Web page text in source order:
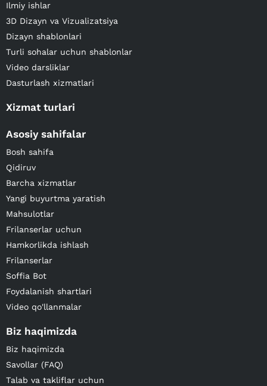
Ilmiy ishlar
3D Dizayn va Vizualizatsiya
Dizayn shablonlari
Turli sohalar uchun shablonlar
Video darsliklar
Dasturlash xizmatlari
Xizmat turlari
Asosiy sahifalar
Bosh sahifa
Qidiruv
Barcha xizmatlar
Yangi buyurtma yaratish
Mahsulotlar
Frilanserlar uchun
Hamkorlikda ishlash
Frilanserlar
Soffia Bot
Foydalanish shartlari
Video qo'llanmalar
Biz haqimizda
Biz haqimizda
Savollar (FAQ)
Talab va takliflar uchun